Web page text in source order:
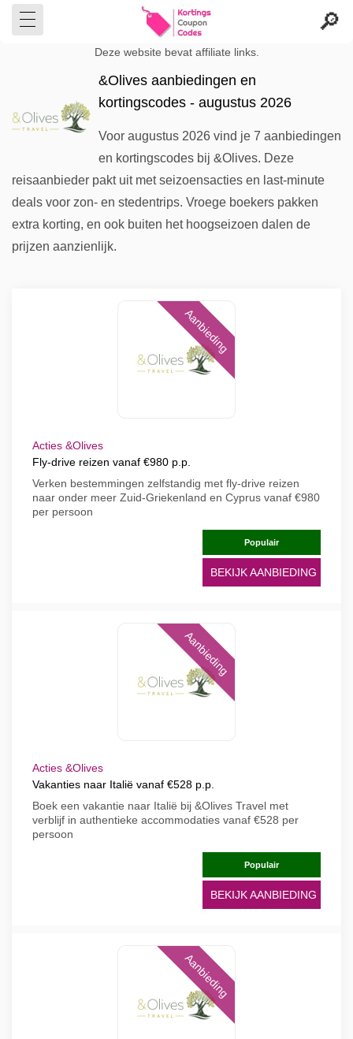
Deze website bevat affiliate links.
&Olives aanbiedingen en
kortingscodes - augustus 2026
Voor augustus 2026 vind je 7 aanbiedingen
en kortingscodes bij &Olives. Deze
reisaanbieder pakt uit met seizoensacties en last-minute
deals voor zon- en stedentrips. Vroege boekers pakken
extra korting, en ook buiten het hoogseizoen dalen de
prijzen aanzienlijk.
Aanbieding
Acties &Olives
Fly-drive reizen vanaf €980 p.p.
Verken bestemmingen zelfstandig met fly-drive reizen
naar onder meer Zuid-Griekenland en Cyprus vanaf €980
per persoon
Populair
BEKIJK AANBIEDING
Aanbieding
Acties &Olives
Vakanties naar Italië vanaf €528 p.p.
Boek een vakantie naar Italië bij &Olives Travel met
verblijf in authentieke accommodaties vanaf €528 per
persoon
Populair
BEKIJK AANBIEDING
Aanbieding